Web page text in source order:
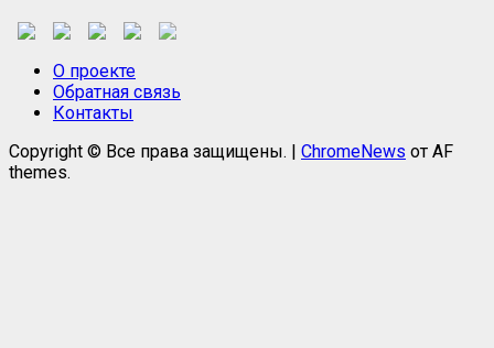
О проекте
Обратная связь
Контакты
Copyright © Все права защищены.
ChromeNews от AF
themes.